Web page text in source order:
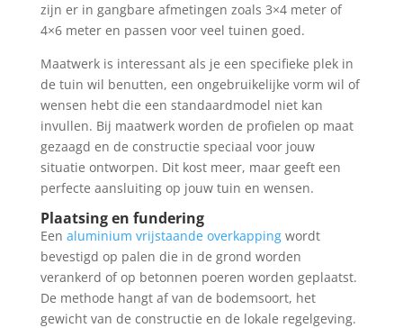
zijn er in gangbare afmetingen zoals 3×4 meter of
4×6 meter en passen voor veel tuinen goed.
Maatwerk is interessant als je een specifieke plek in
de tuin wil benutten, een ongebruikelijke vorm wil of
wensen hebt die een standaardmodel niet kan
invullen. Bij maatwerk worden de profielen op maat
gezaagd en de constructie speciaal voor jouw
situatie ontworpen. Dit kost meer, maar geeft een
perfecte aansluiting op jouw tuin en wensen.
Plaatsing en fundering
Een aluminium vrijstaande overkappingwordt
bevestigd op palen die in de grond worden
verankerd of op betonnen poeren worden geplaatst.
De methode hangt af van de bodemsoort, het
gewicht van de constructie en de lokale regelgeving.